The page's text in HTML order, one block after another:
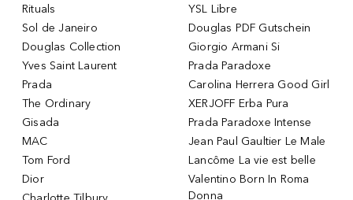
Rituals
Sol de Janeiro
Douglas Collection
Yves Saint Laurent
Prada
The Ordinary
Gisada
MAC
Tom Ford
Dior
YSL Libre
Douglas PDF Gutschein
Giorgio Armani Si
Prada Paradoxe
Carolina Herrera Good Girl
XERJOFF Erba Pura
Prada Paradoxe Intense
Jean Paul Gaultier Le Male
Lancôme La vie est belle
Valentino Born In Roma
Donna